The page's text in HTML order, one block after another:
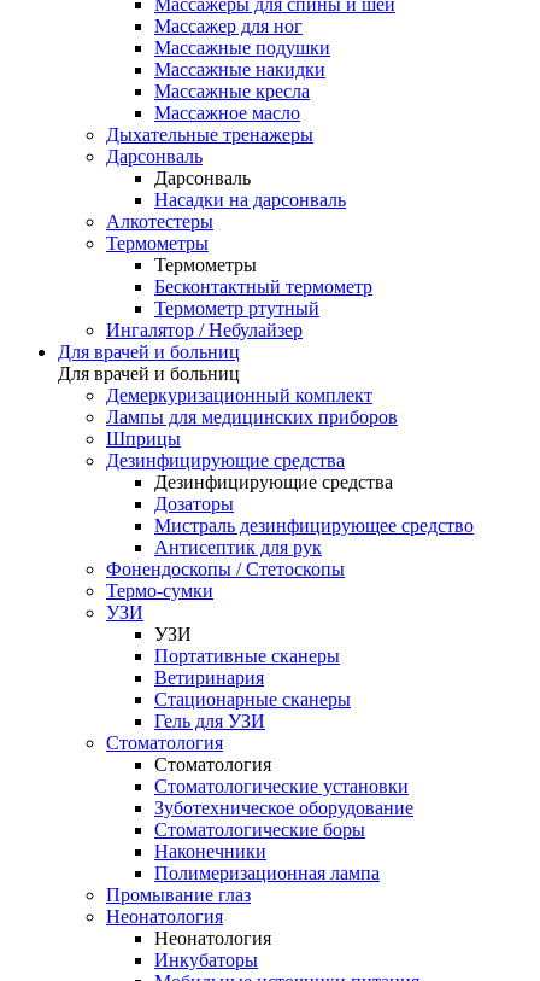
Массажеры для спины и шеи
Массажер для ног
Массажные подушки
Массажные накидки
Массажные кресла
Массажное масло
Дыхательные тренажеры
Дарсонваль
Дарсонваль
Насадки на дарсонваль
Алкотестеры
Термометры
Термометры
Бесконтактный термометр
Термометр ртутный
Ингалятор / Небулайзер
Для врачей и больниц
Для врачей и больниц
Демеркуризационный комплект
Лампы для медицинских приборов
Шприцы
Дезинфицирующие средства
Дезинфицирующие средства
Дозаторы
Мистраль дезинфицирующее средство
Антисептик для рук
Фонендоскопы / Стетоскопы
Термо-сумки
УЗИ
УЗИ
Портативные сканеры
Ветиринария
Стационарные сканеры
Гель для УЗИ
Стоматология
Стоматология
Стоматологические установки
Зуботехническое оборудование
Стоматологические боры
Наконечники
Полимеризационная лампа
Промывание глаз
Неонатология
Неонатология
Инкубаторы